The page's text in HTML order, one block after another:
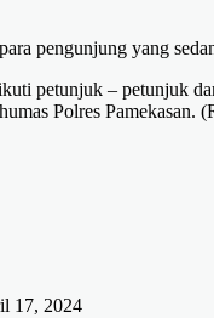
pengunjung yang
petunjuk – petunjuk
Polres Pamekasan.
17, 2024